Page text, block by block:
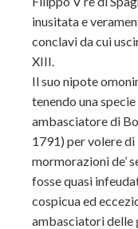
inusitata e
conclavi da cui
XIII.
Il suo nipote
tenendo una
ambasciatore di
1791) per volere di
mormorazioni de’
fosse quasi
cospicua ed
ambasciatori delle